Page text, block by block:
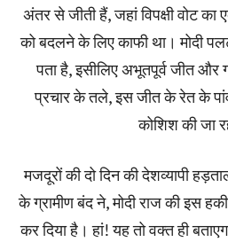
अंतर से जीती हैं, जहां विपक्षी वोट
को बदलने के लिए काफी था। मोदी
पता है, इसीलिए अभूतपूर्व जीत और
प्रचार के तले, इस जीत के रेत के
कोशिश की जा
मजदूरों की दो दिन की देशव्यापी
के ग्रामीण बंद ने, मोदी राज की इस
कर दिया है। हां! यह तो वक्त ही